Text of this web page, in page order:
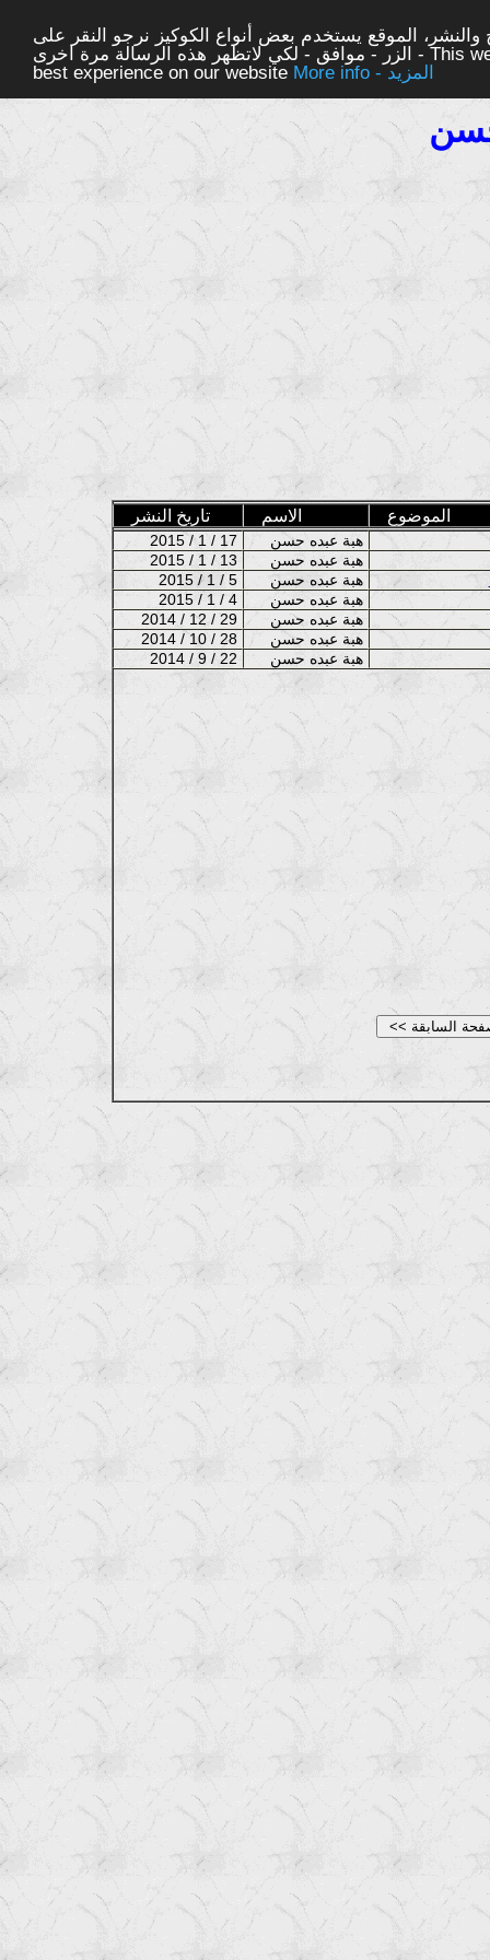
الموقع يستخدم بعض أنواع الكوكيز نرجو النقر على
الزر - موافق - لكي لاتظهر هذه الرسالة مرة اخرى - This website uses cookies to ensure you get the
best experience on our website
More info - المزيد
تاريخ النشر الاسم الموضوع
2015 / 1 / 17
هبة عبده حسن
2015 / 1 / 13
هبة عبده حسن
2015 / 1 / 5
هبة عبده حسن
2015 / 1 / 4
هبة عبده حسن
2014 / 12 / 29
هبة عبده حسن
2014 / 10 / 28
هبة عبده حسن
2014 / 9 / 22
هبة عبده حسن